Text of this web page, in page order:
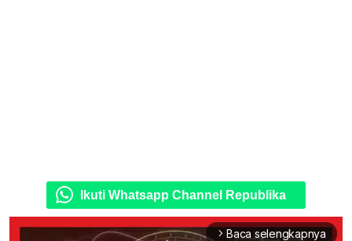
Ikuti Whatsapp Channel Republika
arrow_forward_ios Baca selengkapnya